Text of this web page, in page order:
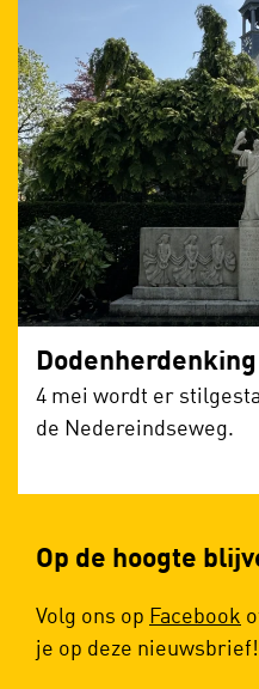
Dodenherdenking
4 mei wordt er
de Nedereindseweg.
Op de hoogte
Volg ons op Facebook
je op deze nieuwsbrief!